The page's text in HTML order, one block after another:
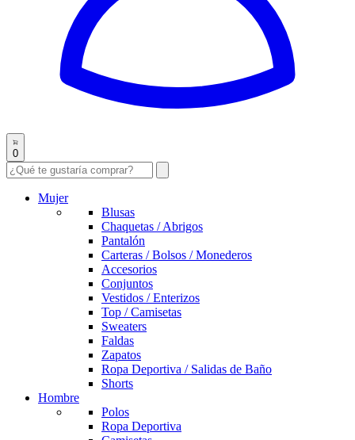
0
Mujer
Blusas
Chaquetas / Abrigos
Pantalón
Carteras / Bolsos / Monederos
Accesorios
Conjuntos
Vestidos / Enterizos
Top / Camisetas
Sweaters
Faldas
Zapatos
Ropa Deportiva / Salidas de Baño
Shorts
Hombre
Polos
Ropa Deportiva